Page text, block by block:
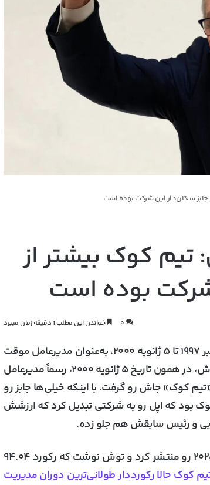
جابز سکان‌دار این شرکت بوده است
تیم کوک بیشتر از
شرکت بوده است
۰ خواندن این مطلب 1 دقیقه زمان میبرد
«استیو جابز» دوبار مدیرعامل اپل شد. دفعهٔ اول، از ۱۶ سپتامبر ۱۹۹۷ تا ۵ ژانویه ۲۰۰۰، به‌عنوان مدیرعامل موقت
این شرکت تکنولوژی بزرگ کار کرد؛ یعنی به مدت ۸۴۱ روز. بعدش، در همون تاریخ ۵ ژانویه ۲۰۰۰، رسماً مدیرعامل
داد و «تیم کوک» جاش رو گرفت. با اینکه خیلی‌ها جابز رو
بود که اپل رو به شرکتی تبدیل کرد که ارزشش
مربی و رئیس سابقش هم جلو زده.
چند وقت بعد از اینکه اپل گزارش مالی سه‌ماههٔ سوم سال ۲۰۲۵ رو منتشر کرد و توش نوشت که رکورد ۹۴.۰۴
کوک حالا رکورددار طولانی‌ترین دوران مدیریت